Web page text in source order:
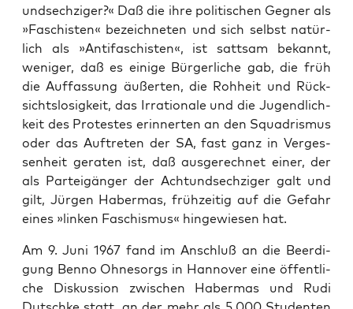
und­sech­zi­ger?« Daß die ihre poli­ti­schen Geg­ner als
»Faschis­ten« bezeich­ne­ten und sich selbst natür­
lich als »Anti­fa­schis­ten«, ist satt­sam bekannt,
weni­ger, daß es eini­ge Bür­ger­li­che gab, die früh
die Auf­fas­sung äußer­ten, die Roh­heit und Rück­
sichts­lo­sig­keit, das Irra­tio­na­le und die Jugend­lich­
keit des Pro­tes­tes erin­ner­ten an den Squa­dris­mus
oder das Auf­tre­ten der SA, fast ganz in Ver­ges­
sen­heit gera­ten ist, daß aus­ge­rech­net einer, der
als Par­tei­gän­ger der Acht­und­sech­zi­ger galt und
gilt, Jür­gen Haber­mas, früh­zei­tig auf die Gefahr
eines »lin­ken Faschis­mus« hin­ge­wie­sen hat.
Am 9. Juni 1967 fand im Anschluß an die Beer­di­
gung Ben­no Ohnes­orgs in Han­no­ver eine öffent­li­
che Dis­kus­si­on zwi­schen Haber­mas und Rudi